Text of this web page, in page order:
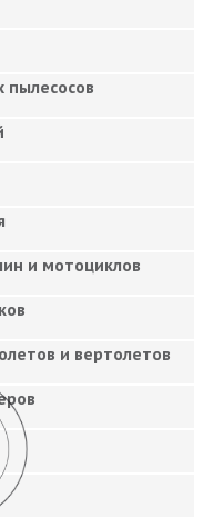
пылесосов
и мотоциклов
и вертолетов